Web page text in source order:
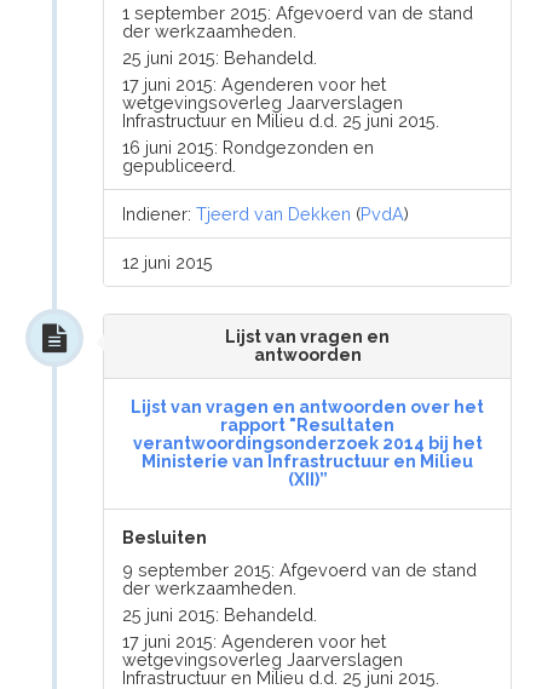
1 september 2015: Afgevoerd van de stand
der werkzaamheden.
25 juni 2015: Behandeld.
17 juni 2015: Agenderen voor het
wetgevingsoverleg Jaarverslagen
Infrastructuur en Milieu d.d. 25 juni 2015.
16 juni 2015: Rondgezonden en
gepubliceerd.
Indiener:Tjeerd van Dekken (PvdA)
12 juni 2015
Lijst van vragen en
antwoorden
Lijst van vragen en antwoorden over het
rapport "Resultaten
verantwoordingsonderzoek 2014 bij het
Ministerie van Infrastructuur en Milieu
(XII)”
Besluiten
9 september 2015: Afgevoerd van de stand
der werkzaamheden.
25 juni 2015: Behandeld.
17 juni 2015: Agenderen voor het
wetgevingsoverleg Jaarverslagen
Infrastructuur en Milieu d.d. 25 juni 2015.